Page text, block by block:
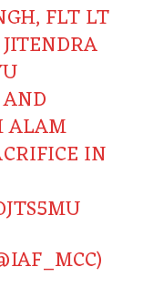
FLT LT
ALAM
IN